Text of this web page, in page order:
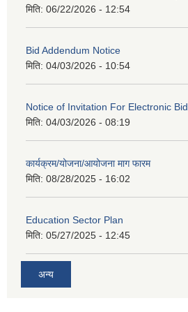
मिति: 06/22/2026 - 12:54
Bid Addendum Notice
मिति: 04/03/2026 - 10:54
Notice of Invitation For Electronic Bid
मिति: 04/03/2026 - 08:19
कार्यक्रम/योजना/आयोजना माग फारम
मिति: 08/28/2025 - 16:02
Education Sector Plan
मिति: 05/27/2025 - 12:45
अन्य